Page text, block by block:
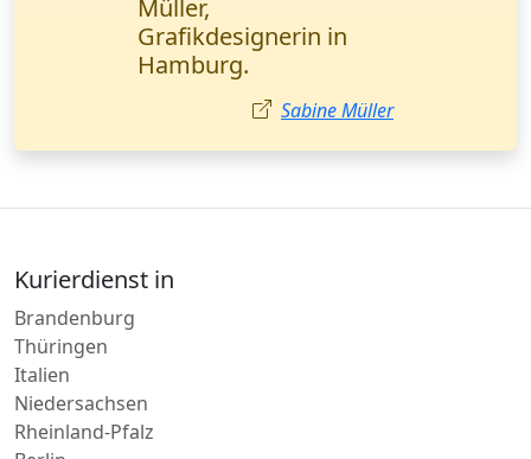
höflich.
Julia Koch
Thüringen
Italien
Niedersachsen
Rheinland-Pfalz
Berlin
Hamburg